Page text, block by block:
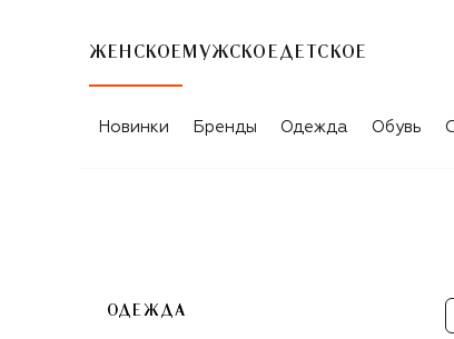
ЖЕНСКОЕ МУЖСКОЕ ДЕТСКОЕ
СЕРЕБРЯНЫЕ ЖЕНСКИЕ
Новинки Бренды Одежда Обувь
ОДЕЖДА